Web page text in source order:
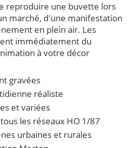
reproduire une buvette lors
marché, d'une manifestation
en plein air. Les
immédiatement du
à votre décor
gravées
réaliste
et variées
les réseaux HO 1/87
urbaines et rurales